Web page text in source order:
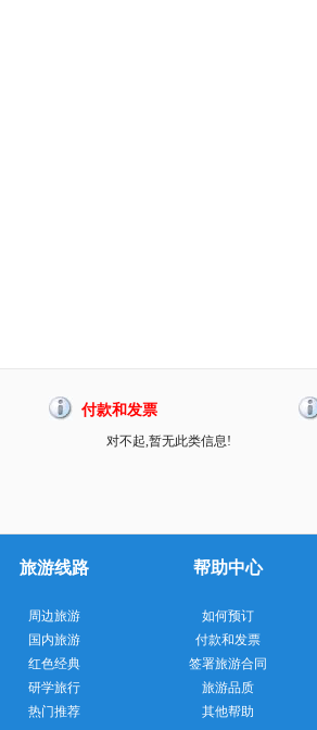
付款和发票
对不起,暂无此类信息!
旅游线路
周边旅游
国内旅游
红色经典
研学旅行
热门推荐
帮助中心
如何预订
付款和发票
签署旅游合同
旅游品质
其他帮助